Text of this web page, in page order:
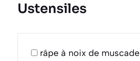
Ustensiles
râpe à noix de muscade